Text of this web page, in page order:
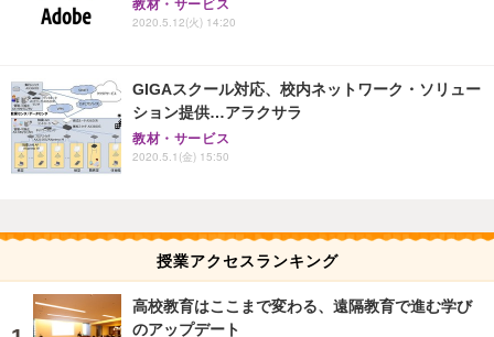
教材・サービス
2020.5.12(火) 14:20
GIGAスクール対応、校内ネットワーク・ソリュー
ション提供…アラクサラ
教材・サービス
2020.5.1(金) 15:50
授業アクセスランキング
高校教育はここまで変わる、遠隔教育で進む学び
のアップデート